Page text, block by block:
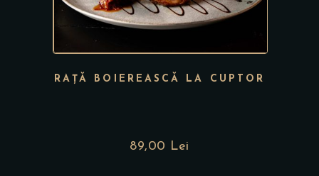
RAȚĂ BOIEREASCĂ LA CUPTOR
89,00 Lei